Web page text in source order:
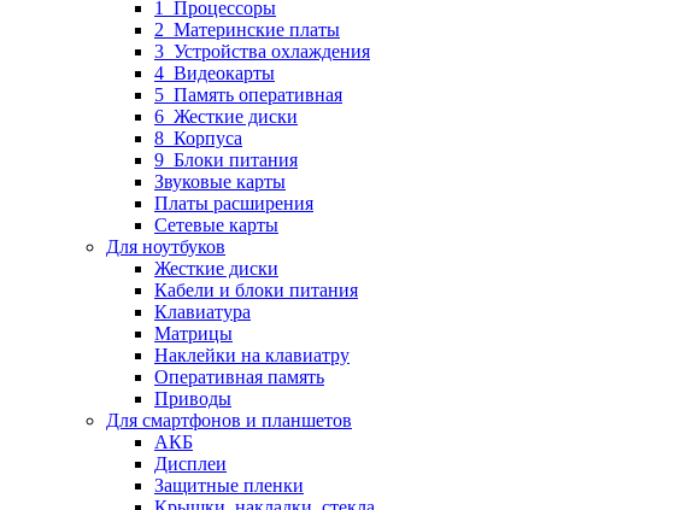
1_Процессоры
2_Материнские платы
3_Устройства охлаждения
4_Видеокарты
5_Память оперативная
6_Жесткие диски
8_Корпуса
9_Блоки питания
Звуковые карты
Платы расширения
Сетевые карты
Для ноутбуков
Жесткие диски
Кабели и блоки питания
Клавиатура
Матрицы
Наклейки на клавиатру
Оперативная память
Приводы
Для смартфонов и планшетов
АКБ
Дисплеи
Защитные пленки